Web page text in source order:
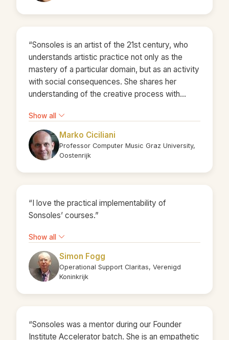
“Sonsoles is an artist of the 21st century, who
understands artistic practice not only as the
mastery of a particular domain, but as an activity
with social consequences. She shares her
understanding of the creative process with
Show all
Marko Ciciliani
Professor Computer Music Graz University,
Oostenrijk
“I love the practical implementability of
Sonsoles’ courses.”
Show all
Simon Fogg
Operational Support Claritas, Verenigd
Koninkrijk
“Sonsoles was a mentor during our Founder
Institute Accelerator batch. She is an empathetic